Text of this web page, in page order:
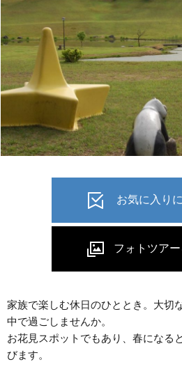
家族で楽しむ休日のひととき。大切
中で過ごしませんか。
お花見スポットでもあり、春になる
びます。